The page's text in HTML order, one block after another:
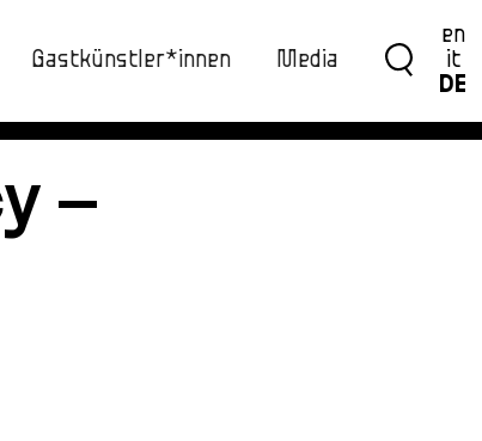
Gastkünstler*innen Media
en
it
DE
–